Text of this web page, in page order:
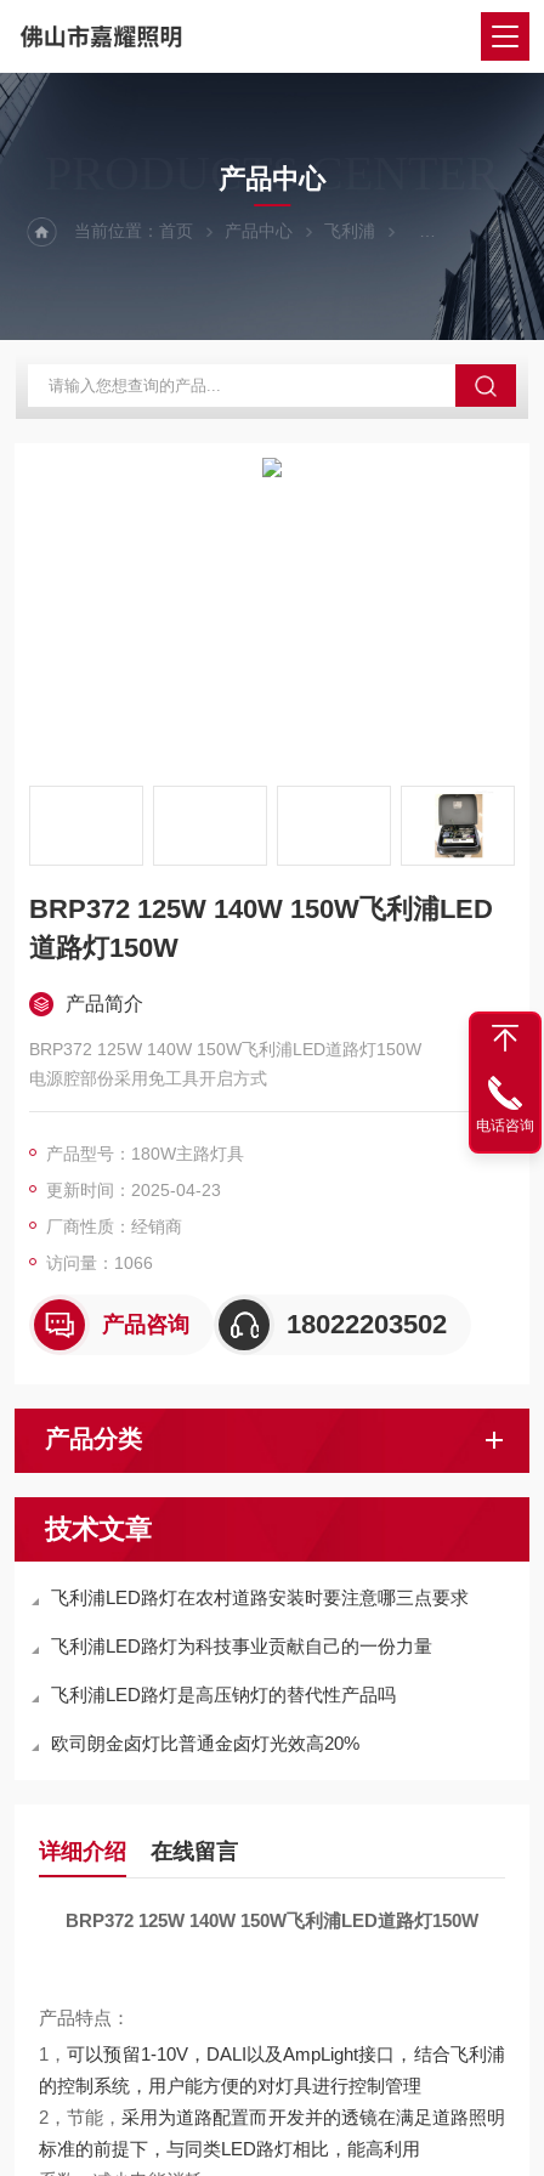
PRODUCTS CENTER
产品中心
当前位置：首页 产品中心 飞利浦 飞利浦LED路灯
BRP372 125W 140W 150W飞利浦LED
道路灯150W
产品简介
BRP372 125W 140W 150W飞利浦LED道路灯150W
电源腔部份采用免工具开启方式
产品型号：180W主路灯具
更新时间：2025-04-23
厂商性质：经销商
访问量：1066
产品咨询 18022203502
产品分类
技术文章
飞利浦LED路灯在农村道路安装时要注意哪三点要求
飞利浦LED路灯为科技事业贡献自己的一份力量
飞利浦LED路灯是高压钠灯的替代性产品吗
欧司朗金卤灯比普通金卤灯光效高20%
详细介绍 在线留言
BRP372 125W 140W 150W飞利浦LED道路灯150W
产品特点：
1，可以预留1-10V，DALI以及AmpLight接口，结合飞利浦
的控制系统，用户能方便的对灯具进行控制管理
2，节能，采用为道路配置而开发并的透镜在满足道路照明
标准的前提下，与同类LED路灯相比，能高利用
电话咨询